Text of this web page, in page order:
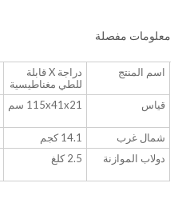
معلومات مفصلة
اسم المنتج
دراجة X قابلة
للطي مغناطيسية
قياس
115x41x21 سم
شمال غرب
14.1 كجم
دولاب الموازنة
2.5 كلغ